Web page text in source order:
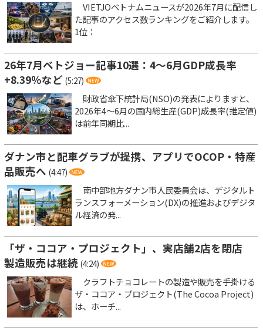
VIETJOベトナムニュースが2026年7月に配信し
た記事のアクセス数ランキングをご紹介します。
1位：
26年7月ベトジョー記事10選：4～6月GDP成長率
+8.39％など (5:27)
財政省傘下統計局(NSO)の発表によりますと、
2026年4～6月の国内総生産(GDP)成長率(推定値)
は前年同期比...
ダナン市と配車グラブが提携、アプリでOCOP・特産
品販売へ (4:47)
南中部地方ダナン市人民委員会は、デジタルト
ランスフォーメーション(DX)の推進およびデジタ
ル経済の発...
「ザ・ココア・プロジェクト」、実店舗2店を閉店
製造販売は継続 (4:24)
クラフトチョコレートの製造や販売を手掛ける
ザ・ココア・プロジェクト(The Cocoa Project)
は、ホーチ...